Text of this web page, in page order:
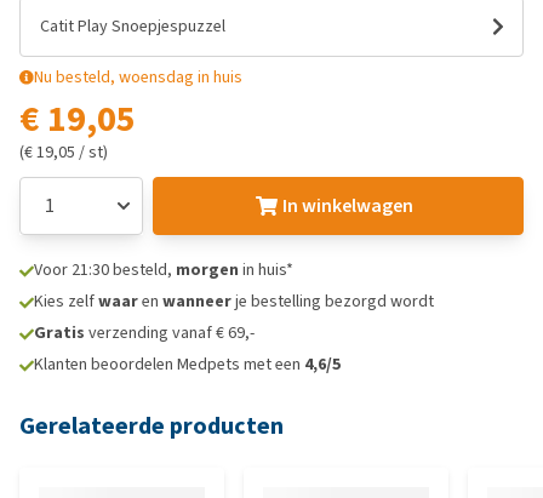
Catit Play Snoepjespuzzel
Nu besteld, woensdag in huis
€ 19,05
(€ 19,05 / st)
In winkelwagen
Voor 21:30 besteld, morgen in huis*
Kies zelfwaaren wanneerje bestelling bezorgd wordt
Gratis verzending vanaf € 69,-
Klanten beoordelen Medpets met een 4,6/5
Gerelateerde producten